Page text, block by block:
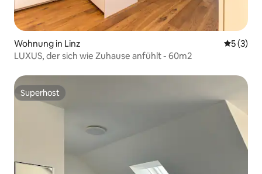
Wohnung in Linz
5 (3)
LUXUS, der sich wie Zuhause anfühlt - 60m2
Superhost
Superhost